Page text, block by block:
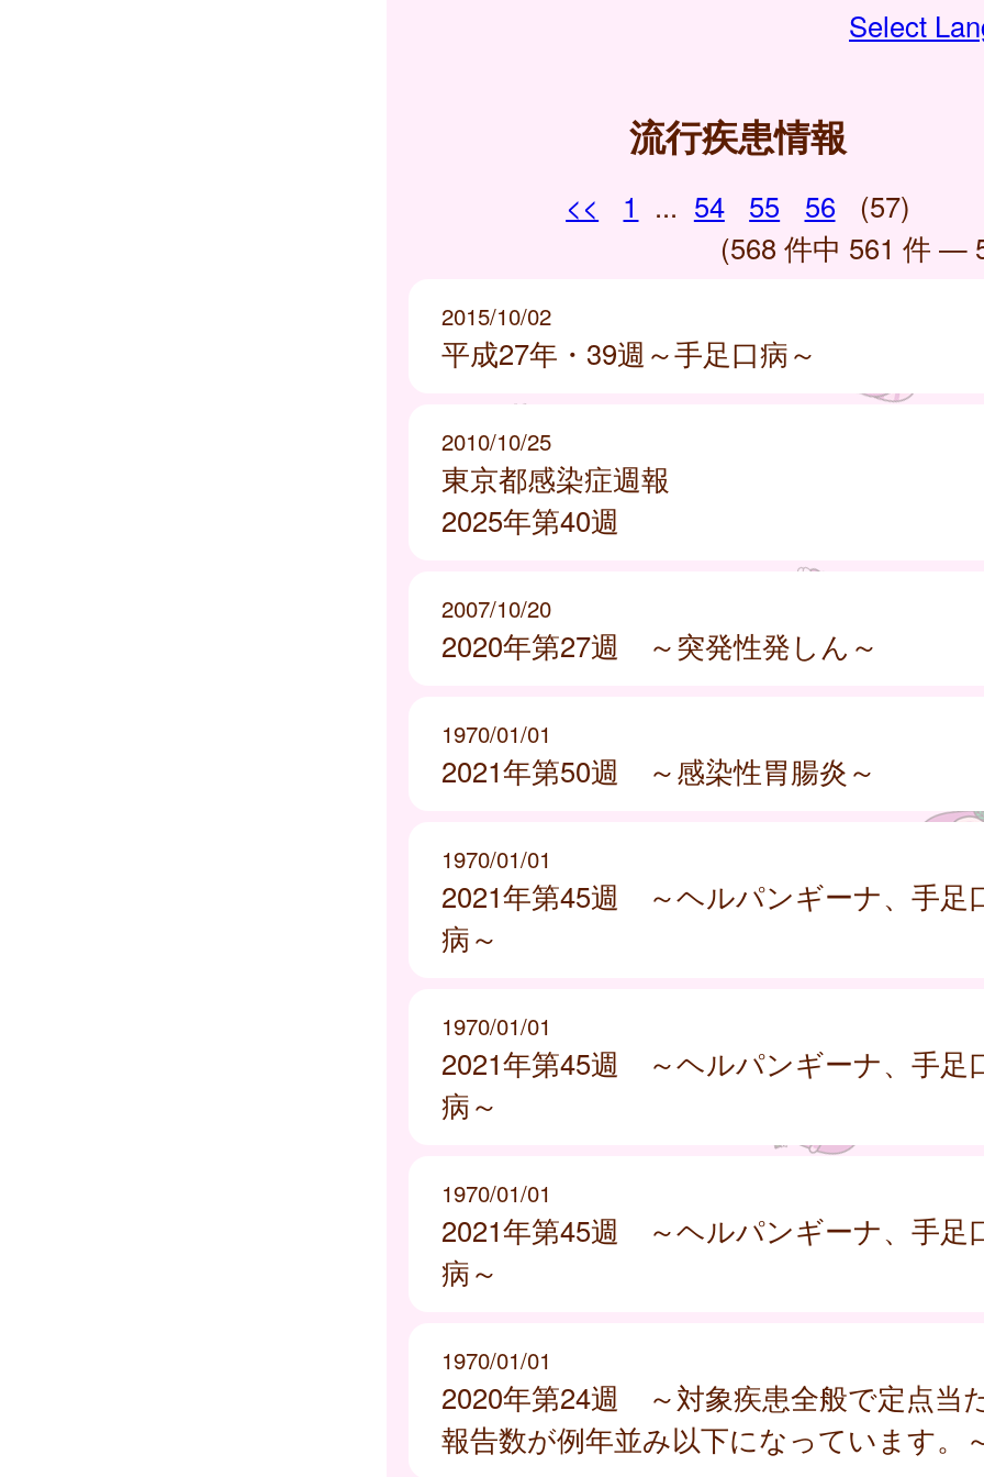
Select
流行疾患情報
<< 1 ... 54 55 56
(57)
(568 件中 561 件 —
2015/10/02
平成27年・39週～手足口病～
2010/10/25
東京都感染症週報
2025年第40週
2007/10/20
2020年第27週 ～突発性発しん～
1970/01/01
2021年第50週 ～感染性胃腸炎～
1970/01/01
2021年第45週 ～ヘルパンギーナ、手足
病～
1970/01/01
2021年第45週 ～ヘルパンギーナ、手足
病～
1970/01/01
2021年第45週 ～ヘルパンギーナ、手足
病～
1970/01/01
2020年第24週 ～対象疾患全般で定点当
報告数が例年並み以下になっています。